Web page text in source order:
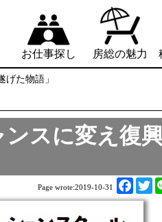
お仕事探し 房総の魅力
た物語」
ンスに変え復
Page wrote:2019-10-31
F
a
T